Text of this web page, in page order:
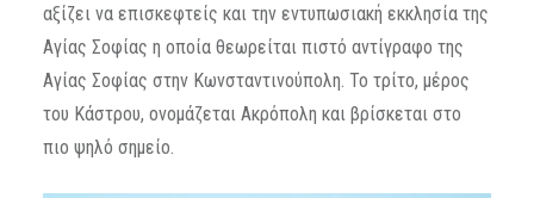
αξίζει να επισκεφτείς και την εντυπωσιακή εκκλησία της
Αγίας Σοφίας η οποία θεωρείται πιστό αντίγραφο της
Αγίας Σοφίας στην Κωνσταντινούπολη. Το τρίτο, μέρος
του Κάστρου, ονομάζεται Ακρόπολη και βρίσκεται στο
πιο ψηλό σημείο.